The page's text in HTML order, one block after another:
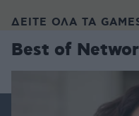
ΔΕΙΤΕ ΟΛΑ ΤΑ
Best of